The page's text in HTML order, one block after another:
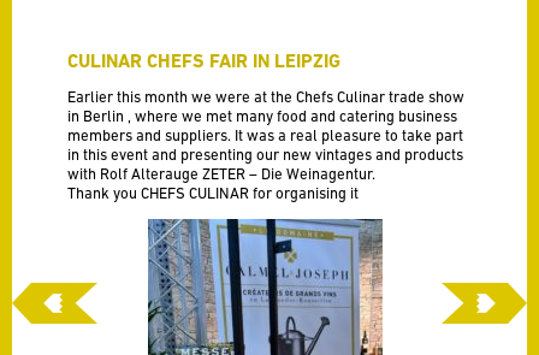
CULINAR CHEFS FAIR IN LEIPZIG
Earlier this month we were at the Chefs Culinar trade show
in Berlin , where we met many food and catering business
members and suppliers. It was a real pleasure to take part
in this event and presenting our new vintages and products
with Rolf AlteraugeZETER – Die Weinagentur.
Thank youCHEFS CULINAR for organising it